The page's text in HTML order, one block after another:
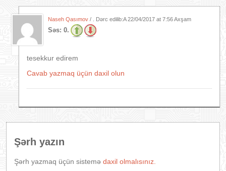
Naseh Qasımov / . Dərc edilib:A22/04/2017 at 7:56 Axşam
Səs: 0.
tesekkur edirem
Cavab yazmaq üçün daxil olun
Şərh yazın
Şərh yazmaq üçün sistemə daxil olmalısınız.